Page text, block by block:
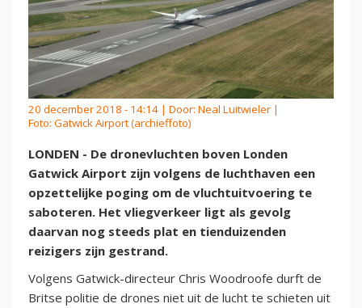
20 december 2018 - 14:14 | Door: Neal Luitwieler |
Foto: Gatwick Airport (archieffoto)
LONDEN - De dronevluchten boven Londen
Gatwick Airport zijn volgens de luchthaven een
opzettelijke poging om de vluchtuitvoering te
saboteren. Het vliegverkeer ligt als gevolg
daarvan nog steeds plat en tienduizenden
reizigers zijn gestrand.
Volgens Gatwick-directeur Chris Woodroofe durft de
Britse politie de drones niet uit de lucht te schieten uit